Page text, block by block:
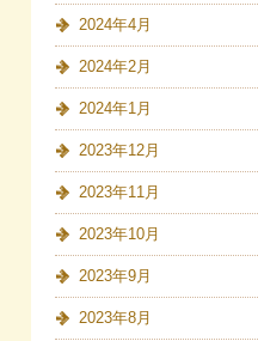
2024年4月
2024年2月
2024年1月
2023年12月
2023年11月
2023年10月
2023年9月
2023年8月